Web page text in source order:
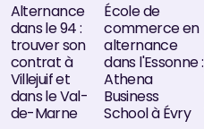
Alternance
dans le 94 :
trouver son
contrat à
Villejuif et
dans le Val-
de-Marne
École de
commerce en
alternance
dans l'Essonne :
Athena
Business
School à Évry